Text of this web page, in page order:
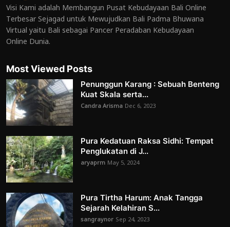
Visi Kami adalah Membangun Pusat Kebudayaan Bali Online
Terbesar Sejagad untuk Mewujudkan Bali Padma Bhuwana
Virtual yaitu Bali sebagai Pancer Peradaban Kebudayaan
Online Dunia.
Most Viewed Posts
Penunggun Karang : Sebuah Benteng
Kuat Skala serta...
Candra Arisma Dec 6, 2023
Pura Kedatuan Raksa Sidhi: Tempat
Penglukatan di J...
aryaprm May 5, 2024
Pura Tirtha Harum: Anak Tangga
Sejarah Kelahiran S...
sangraynor Sep 24, 2023